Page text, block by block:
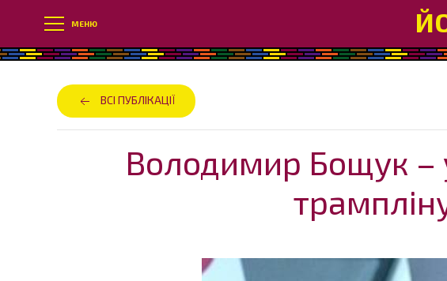
МЕНЮ
ВСІ ПУБЛІКАЦІЇ
Володимир Бощук –